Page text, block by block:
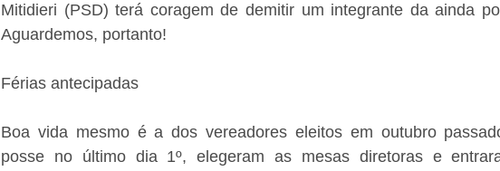
Mitidieri (PSD) terá coragem de demitir um integrante da ainda
Aguardemos, portanto!
Férias antecipadas
Boa vida mesmo é a dos vereadores eleitos em outubro
posse no último dia 1º, elegeram as mesas diretoras e